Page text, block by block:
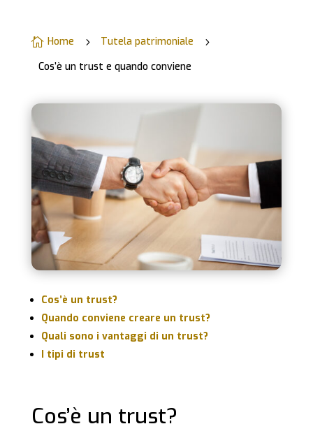
 Home 5 Tutela patrimoniale 5
Cos’è un trust e quando conviene
Cos’è un trust?
Quando conviene creare un trust?
Quali sono i vantaggi di un trust?
I tipi di trust
Cos’è un trust?